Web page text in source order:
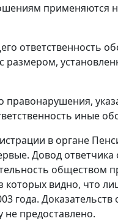
применяются
ответственность
правонарушения,
иные
в органе
Довод ответчика
обществом
видно, что
года. Доказательств
не предоставлено.